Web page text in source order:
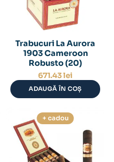
Trabucuri La Aurora
1903 Cameroon
Robusto (20)
671.43lei
ADAUGĂ ÎN COȘ
+ cadou